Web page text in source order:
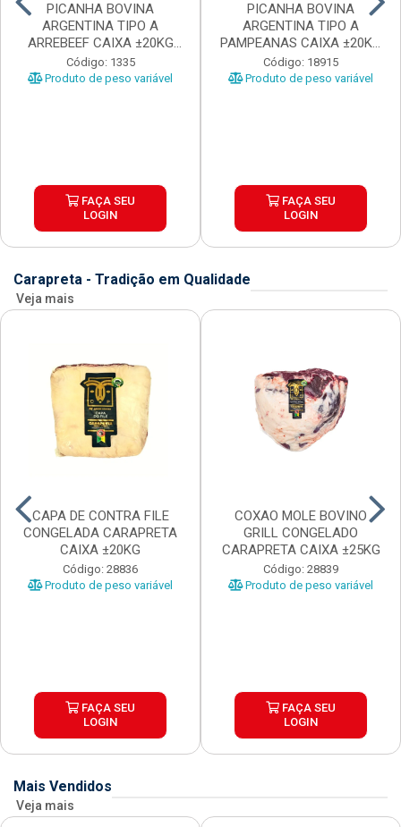
PICANHA BOVINA
ARGENTINA TIPO A
ARREBEEF CAIXA ±20KG
PEÇAS 1...
Código: 1335
Produto de peso variável
FAÇA SEU
LOGIN
PICANHA BOVINA
ARGENTINA TIPO A
PAMPEANAS CAIXA ±20KG
PEÇAS ...
Código: 18915
Produto de peso variável
FAÇA SEU
LOGIN
Carapreta - Tradição em Qualidade
Veja mais
CAPA DE CONTRA FILE
CONGELADA CARAPRETA
CAIXA ±20KG
Código: 28836
Produto de peso variável
FAÇA SEU
LOGIN
COXAO MOLE BOVINO
GRILL CONGELADO
CARAPRETA CAIXA ±25KG
Código: 28839
Produto de peso variável
FAÇA SEU
LOGIN
Mais Vendidos
Veja mais